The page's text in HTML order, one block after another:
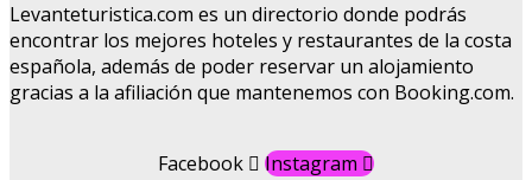
Levanteturistica.com es un directorio donde podrás
encontrar los mejores hoteles y restaurantes de la costa
española, además de poder reservar un alojamiento
gracias a la afiliación que mantenemos con Booking.com.
Facebook
Instagram